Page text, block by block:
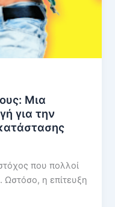
Μια
για την
που πολλοί
η επίτευξη